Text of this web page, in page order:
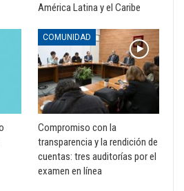
América Latina y el Caribe
COMUNIDAD
Compromiso con la
transparencia y la rendición de
cuentas: tres auditorías por el
examen en línea